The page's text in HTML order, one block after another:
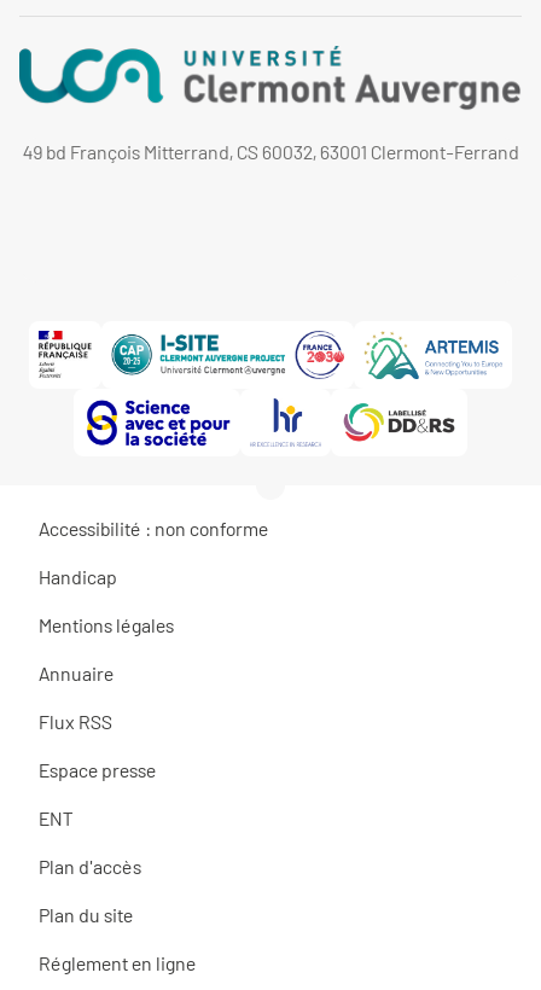
49 bd François Mitterrand, CS 60032, 63001 Clermont-Ferrand
Accessibilité : non conforme
Handicap
Mentions légales
Annuaire
Flux RSS
Espace presse
ENT
Plan d'accès
Plan du site
Réglement en ligne